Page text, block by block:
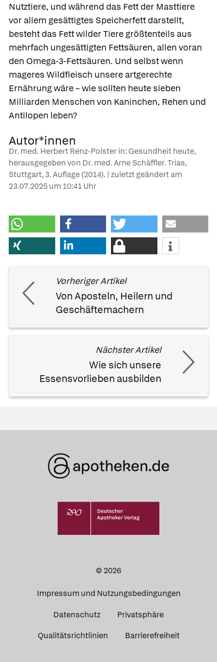
Nutztiere, und während das Fett der Masttiere
vor allem gesättigtes Speicherfett darstellt,
besteht das Fett wilder Tiere größtenteils aus
mehrfach ungesättigten Fettsäuren, allen voran
den Omega-3-Fettsäuren. Und selbst wenn
mageres Wildfleisch unsere artgerechte
Ernährung wäre – wie sollten heute sieben
Milliarden Menschen von Kaninchen, Rehen und
Antilopen leben?
Autor*innen
Dr. med. Herbert Renz-Polster in: Gesundheit heute,
herausgegeben von Dr. med. Arne Schäffler. Trias,
Stuttgart, 3. Auflage (2014). | zuletzt geändert am
23.07.2025um 10:41 Uhr
Vorheriger Artikel
Von Aposteln, Heilern und
Geschäftemachern
Nächster Artikel
Wie sich unsere
Essensvorlieben ausbilden
© 2026
Impressum und Nutzungsbedingungen
Datenschutz Privatsphäre
Qualitätsrichtlinien Barrierefreiheit